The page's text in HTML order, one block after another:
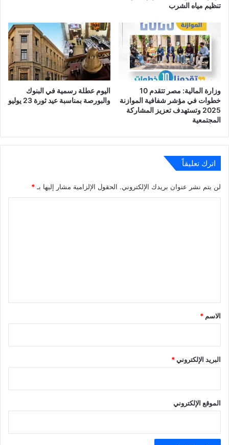
تنظيم مياه الشرب
وزارة المالية: مصر تتقدم 10
خطوات في مؤشر شفافية الموازنة
2025 وتستهدف تعزيز المشاركة
المجتمعية
اليوم عطلة رسمية في البنوك
والبورصة بمناسبة عيد ثورة 23 يوليو
اترك تعليقاً
لن يتم نشر عنوان بريدك الإلكتروني. الحقول الإلزامية مشار إليها بـ *
*
الاسم *
البريد الإلكتروني*
الموقع الإلكتروني